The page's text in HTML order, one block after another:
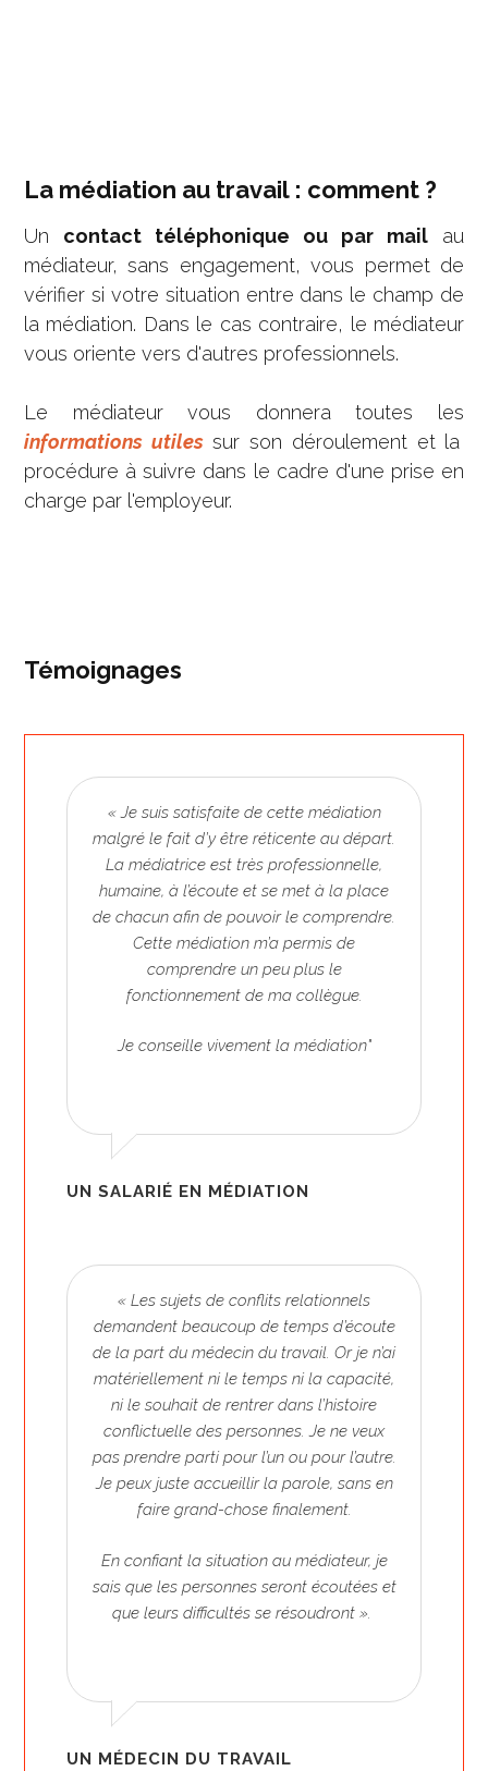
La médiation au travail : comment ?
Un contact téléphonique ou par mail au
médiateur, sans engagement, vous permet de
vérifier si votre situation entre dans le champ de
la médiation. Dans le cas contraire, le médiateur
vous oriente vers d'autres professionnels.
Le médiateur vous donnera toutes les
informations utilessur son déroulement et la
procédure à suivre dans le cadre d'une prise en
charge par l'employeur.
Témoignages
« Je suis satisfaite de cette médiation
malgré le fait d’y être réticente au départ.
La médiatrice est très professionnelle,
humaine, à l’écoute et se met à la place
de chacun afin de pouvoir le comprendre.
Cette médiation m’a permis de
comprendre un peu plus le
fonctionnement de ma collègue.
Je conseille vivement la médiation"
UN SALARIÉ EN MÉDIATION
« Les sujets de conflits relationnels
demandent beaucoup de temps d’écoute
de la part du médecin du travail. Or je n’ai
matériellement ni le temps ni la capacité,
ni le souhait de rentrer dans l’histoire
conflictuelle des personnes. Je ne veux
pas prendre parti pour l’un ou pour l’autre.
Je peux juste accueillir la parole, sans en
faire grand-chose finalement.
En confiant la situation au médiateur, je
sais que les personnes seront écoutées et
que leurs difficultés se résoudront ».
UN MÉDECIN DU TRAVAIL